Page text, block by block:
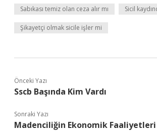
Sabıkası temiz olan ceza alır mı Sicil
Şikayetçi olmak sicile işler mi
Önceki Yazı
Sscb Başında Kim Vardı
Sonraki Yazı
Madenciliğin Ekonomik